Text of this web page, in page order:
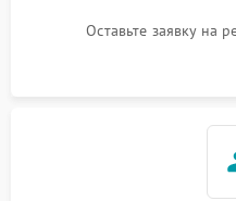
Оставьте заявку на